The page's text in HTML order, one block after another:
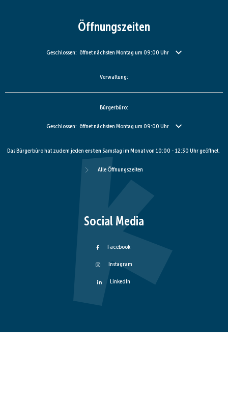
Öffnungszeiten
Klicken, um weitere Öffnungs- oder Schließzeiten auszublenden
Geschlossen: öffnet nächsten Montag um 09:00 Uhr
Verwaltung:
Bürgerbüro:
Klicken, um weitere Öffnungs- oder Schließzeiten auszublenden
Geschlossen: öffnet nächsten Montag um 09:00 Uhr
Das Bürgerbüro hat zudem jeden erstenSamstag im Monat von 10:00 - 12:30 Uhr geöffnet.
Alle Öffnungszeiten
Social Media
Facebook
Instagram
LinkedIn